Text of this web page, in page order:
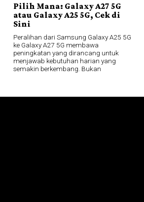
Pilih Mana: Galaxy A27 5G
atau Galaxy A25 5G, Cek di
Sini
Peralihan dari Samsung Galaxy A25 5G
ke Galaxy A27 5G membawa
peningkatan yang dirancang untuk
menjawab kebutuhan harian yang
semakin berkembang. Bukan